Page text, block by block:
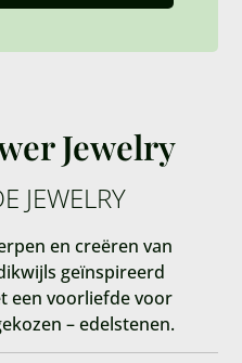
Jewelry
JEWELRY
en creëren van
geïnspireerd
een voorliefde voor
– edelstenen.